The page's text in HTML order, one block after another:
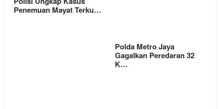
Penemuan Mayat Terku…
Polda Metro Jaya
Gagalkan Peredaran 32
K…